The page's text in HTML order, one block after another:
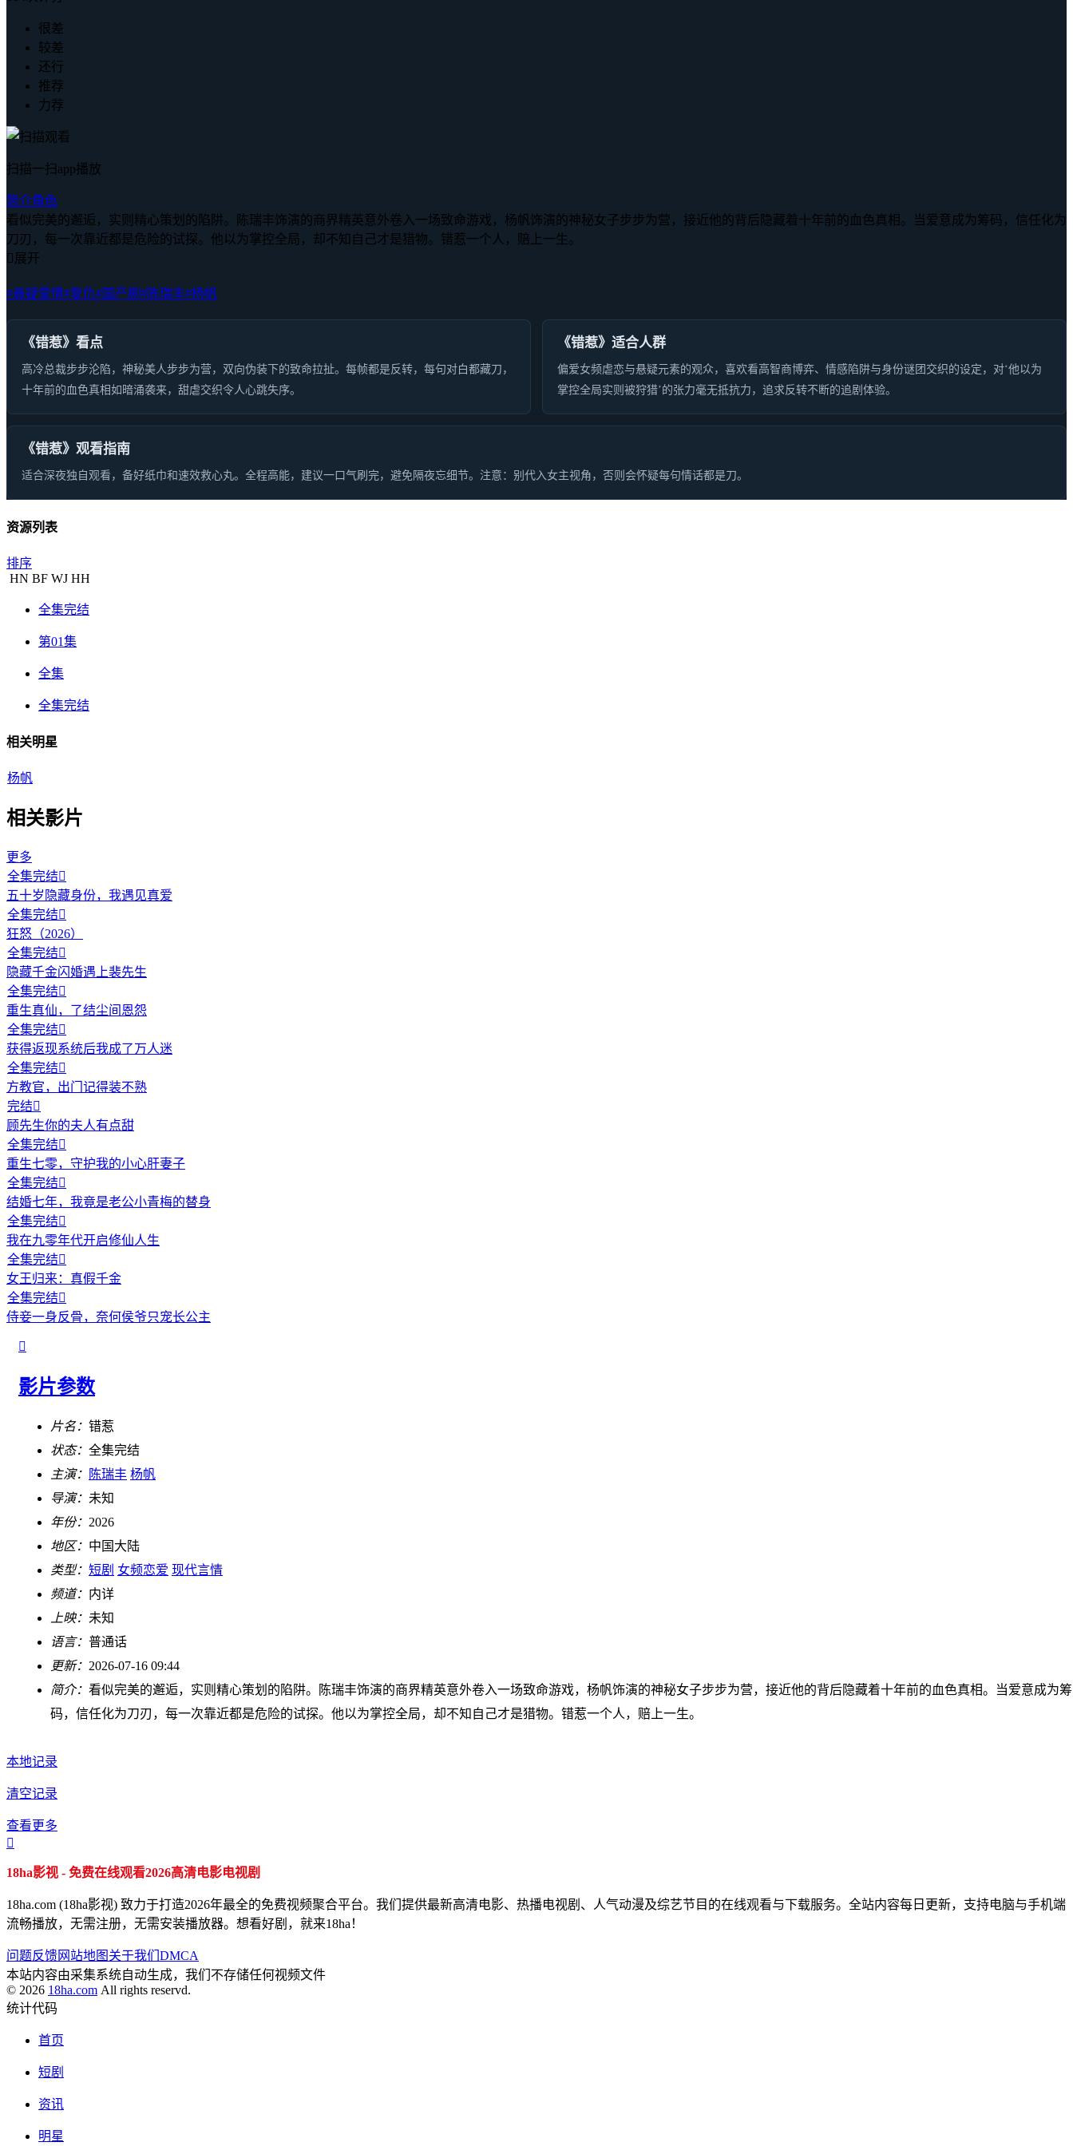
很差
较差
还行
推荐
力荐
扫描一扫app播放
简介角色
看似完美的邂逅，实则精心策划的陷阱。陈瑞丰饰演的商界精英意外卷入一场致命游戏，杨帆饰演的神秘女子步步为营，接近他的背后隐藏着十年前的血色真相。当爱意成为筹码，信任化为
刀刃，每一次靠近都是危险的试探。他以为掌控全局，却不知自己才是猎物。错惹一个人，赔上一生。
 展开
#悬疑爱情#复仇#国产剧 #陈瑞丰#杨帆
《错惹》看点
高冷总裁步步沦陷，神秘美人步步为营，双向伪装下的致命拉扯。每帧都是反转，每句对白都藏刀，
十年前的血色真相如暗涌袭来，甜虐交织令人心跳失序。
《错惹》适合人群
偏爱女频虐恋与悬疑元素的观众，喜欢看高智商博弈、情感陷阱与身份谜团交织的设定，对‘他以为
掌控全局实则被狩猎’的张力毫无抵抗力，追求反转不断的追剧体验。
《错惹》观看指南
适合深夜独自观看，备好纸巾和速效救心丸。全程高能，建议一口气刷完，避免隔夜忘细节。注意：别代入女主视角，否则会怀疑每句情话都是刀。
资源列表
排序
HN BF WJ HH
全集完结
第01集
全集
全集完结
相关明星
杨帆
相关影片
更多
全集完结
五十岁隐藏身份，我遇见真爱
全集完结
狂怒（2026）
全集完结
隐藏千金闪婚遇上裴先生
全集完结
重生真仙，了结尘间恩怨
全集完结
获得返现系统后我成了万人迷
全集完结
方教官，出门记得装不熟
完结
顾先生你的夫人有点甜
全集完结
重生七零，守护我的小心肝妻子
全集完结
结婚七年，我竟是老公小青梅的替身
全集完结
我在九零年代开启修仙人生
全集完结
女王归来：真假千金
全集完结
侍妾一身反骨，奈何侯爷只宠长公主

影片参数
片名： 错惹
状态： 全集完结
主演：
陈瑞丰 杨帆
导演： 未知
年份： 2026
地区： 中国大陆
类型： 短剧 女频恋爱 现代言情
频道： 内详
上映： 未知
语言： 普通话
更新： 2026-07-16 09:44
简介： 看似完美的邂逅，实则精心策划的陷阱。陈瑞丰饰演的商界精英意外卷入一场致命游戏，杨帆饰演的神秘女子步步为营，接近他的背后隐藏着十年前的血色真相。当爱意成为筹
码，信任化为刀刃，每一次靠近都是危险的试探。他以为掌控全局，却不知自己才是猎物。错惹一个人，赔上一生。
本地记录
清空记录
查看更多

18ha影视 - 免费在线观看2026高清电影电视剧
18ha.com (18ha影视) 致力于打造2026年最全的免费视频聚合平台。我们提供最新高清电影、热播电视剧、人气动漫及综艺节目的在线观看与下载服务。全站内容每日更新，支持电脑与手机端
流畅播放，无需注册，无需安装播放器。想看好剧，就来18ha！
问题反馈网站地图 关于我们 DMCA
本站内容由采集系统自动生成，我们不存储任何视频文件
© 2026 18ha.com All rights reservd.
统计代码
首页
短剧
资讯
明星